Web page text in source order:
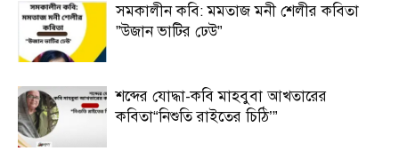
সমকালীন কবি: মমতাজ মনী শেলীর কবিতা
”উজান ভাটির ঢেউ”
শব্দের যোদ্ধা-কবি মাহবুবা আখতারের
কবিতা“নিশুতি রাইতের চিঠি’”